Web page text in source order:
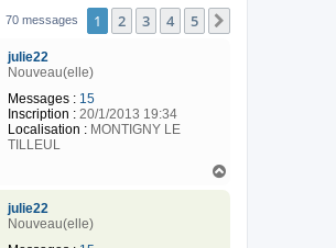
70 messages 1 2 3 4 5
julie22
Nouveau(elle)
Messages : 15
Inscription : 20/1/2013 19:34
Localisation : MONTIGNY LE
TILLEUL
julie22
Nouveau(elle)